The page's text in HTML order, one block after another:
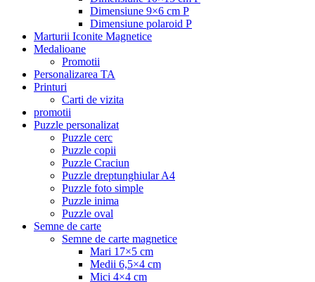
Dimensiune 9×6 cm P
Dimensiune polaroid P
Marturii Iconite Magnetice
Medalioane
Promotii
Personalizarea TA
Printuri
Carti de vizita
promotii
Puzzle personalizat
Puzzle cerc
Puzzle copii
Puzzle Craciun
Puzzle dreptunghiular A4
Puzzle foto simple
Puzzle inima
Puzzle oval
Semne de carte
Semne de carte magnetice
Mari 17×5 cm
Medii 6,5×4 cm
Mici 4×4 cm